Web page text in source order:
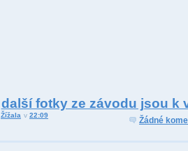
další fotky ze závodu jsou k
Žížala v 22:09
Žádné